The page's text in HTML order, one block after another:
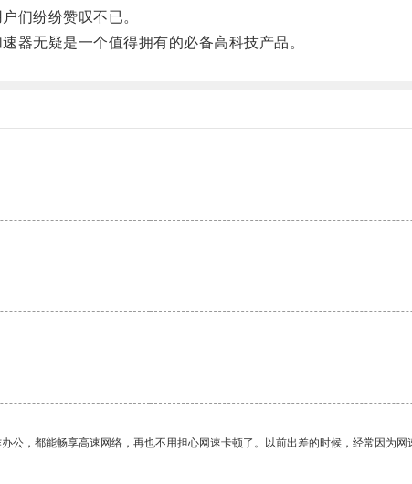
们纷纷赞叹不已。
无疑是一个值得拥有的必备高科技产品。
，都能畅享高速网络，再也不用担心网速卡顿了。以前出差的时候，经常因为